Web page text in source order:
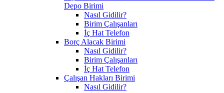
Depo Birimi
Nasıl Gidilir?
Birim Çalışanları
İç Hat Telefon
Borç Alacak Birimi
Nasıl Gidilir?
Birim Çalışanları
İç Hat Telefon
Çalışan Hakları Birimi
Nasıl Gidilir?